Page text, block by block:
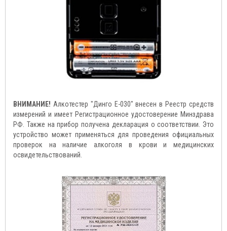
ВНИМАНИЕ! Алкотестер "Динго Е-030" внесен в Реестр средств
измерений и имеет Регистрационное удостоверение Минздрава
РФ. Также на прибор получена декларация о соответствии. Это
устройство может применяться для проведения официальных
проверок на наличие алкоголя в крови и медицинских
освидетельствований.